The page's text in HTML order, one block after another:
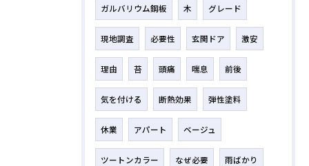
ガルバリウム鋼板 木 グレード
現地調査 必要性 玄関ドア 激安
理由 苔 頭痛 喘息 前後
気を付ける 断熱効果 弾性塗料
休業 アパート ベージュ
ツートンカラー なぜ必要 雨ばかり